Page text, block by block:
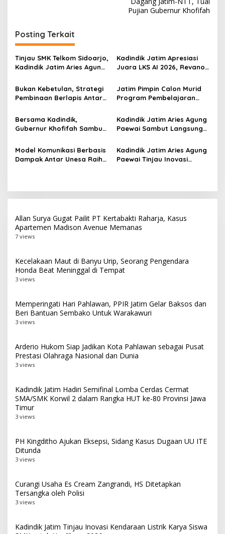
a
s
i
o
Pujian Gubernur Khofifah
Posting Terkait
Tinjau SMK Telkom Sidoarjo,
Kadindik Jatim Aries Agung
Representatif Tingkatkan
Kualitas Pembelajaran
Kadindik Jatim Apresiasi
Juara LKS AI 2026, Revano
dari Gubernur Khofifah
Bukan Kebetulan, Strategi
Pembinaan Berlapis Antar
Juara Umum LKS Nasional
Jatim Pimpin Calon Murid
Program Pembelajaran
ATS Lolos Verifikasi dan
Siap Belajar
Bersama Kadindik,
Gubernur Khofifah Sambut
Umum LKS Dikmen Nasional
2026 di Grahadi
Kadindik Jatim Aries Agung
Paewai Sambut Langsung
Dikmen Nasional 2026 di
Pasar Turi
Model Komunikasi Berbasis
Dampak Antar Unesa Raih
Kadindik Jatim Aries Agung
Paewai Tinjau Inovasi
Allan Surya Gugat Pailit PT Kertabakti Raharja, Kasus
Apartemen Madison Avenue Memanas
7 views
Kecelakaan Maut di Banyu Urip, Seorang Pengendara
Honda Beat Meninggal di Tempat
3 views
Memperingati Hari Pahlawan, PPIR Jatim Gelar Baksos dan
Beri Bantuan Sembako Untuk Warakawuri
3 views
Arderio Hukom Siap Jadikan Kota Pahlawan sebagai Pusat
Prestasi Olahraga Nasional dan Dunia
3 views
Kadindik Jatim Hadiri Semifinal Lomba Cerdas Cermat
SMA/SMK Korwil 2 dalam Rangka HUT ke-80 Provinsi Jawa
Timur
3 views
PH Kingditho Ajukan Eksepsi, Sidang Kasus Dugaan UU ITE
Ditunda
3 views
Curangi Usaha Es Cream Zangrandi, HS Ditetapkan
Tersangka oleh Polisi
3 views
Kadindik Jatim Tinjau Inovasi Kendaraan Listrik Karya Siswa